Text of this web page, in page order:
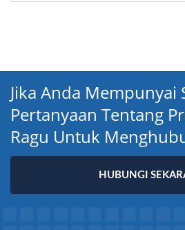
Jika Anda Mempunyai
Pertanyaan Tentang
Ragu Untuk
HUBUNGI